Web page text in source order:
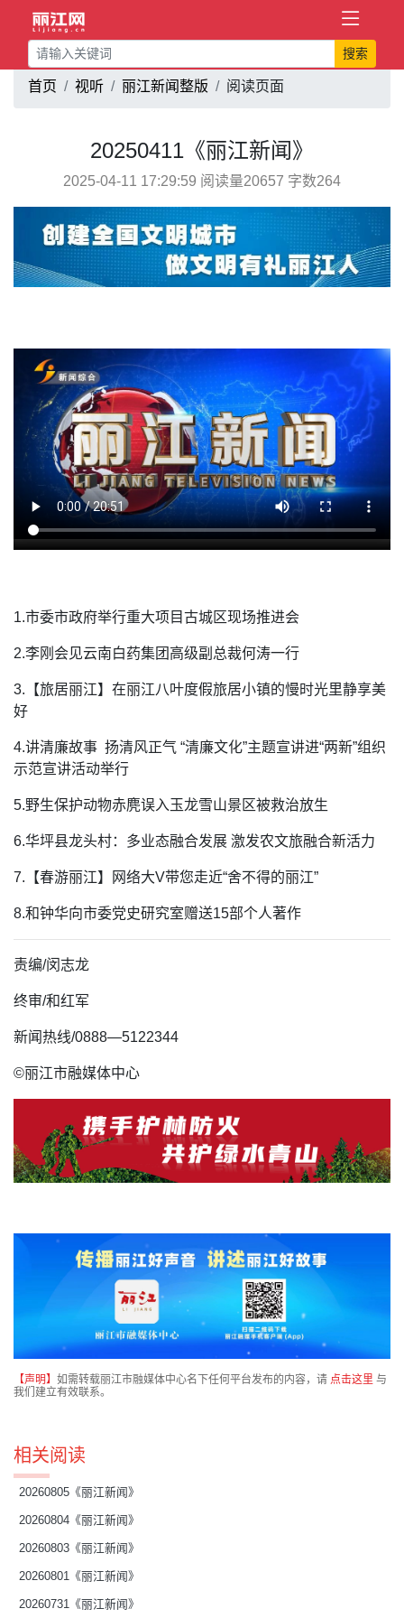
搜索
首页 视听 丽江新闻整版 阅读页面
20250411《丽江新闻》
2025-04-11 17:29:59 阅读量20657 字数264
1.市委市政府举行重大项目古城区现场推进会
2.李刚会见云南白药集团高级副总裁何涛一行
3.【旅居丽江】在丽江八叶度假旅居小镇的慢时光里静享美
好
4.讲清廉故事 扬清风正气 “清廉文化”主题宣讲进“两新”组织
示范宣讲活动举行
5.野生保护动物赤麂误入玉龙雪山景区被救治放生
6.华坪县龙头村：多业态融合发展 激发农文旅融合新活力
7.【春游丽江】网络大V带您走近“舍不得的丽江”
8.和钟华向市委党史研究室赠送15部个人著作
责编/闵志龙
终审/和红军
新闻热线/0888—5122344
©丽江市融媒体中心
【声明】 如需转载丽江市融媒体中心名下任何平台发布的内容，请 点击这里 与
我们建立有效联系。
相关阅读
20260805《丽江新闻》
20260804《丽江新闻》
20260803《丽江新闻》
20260801《丽江新闻》
20260731《丽江新闻》